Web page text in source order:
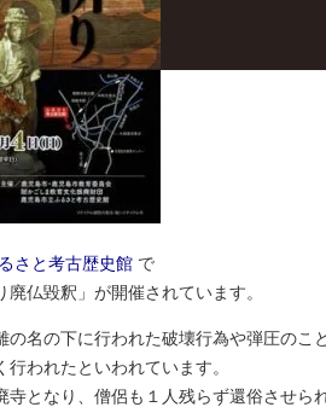
さと考古歴史館で
仏毀釈」が開催されています。
名の下に行われた破壊行為や弾圧のこと
われたといわれています。
寺となり、僧侶も１人残らず還俗させら